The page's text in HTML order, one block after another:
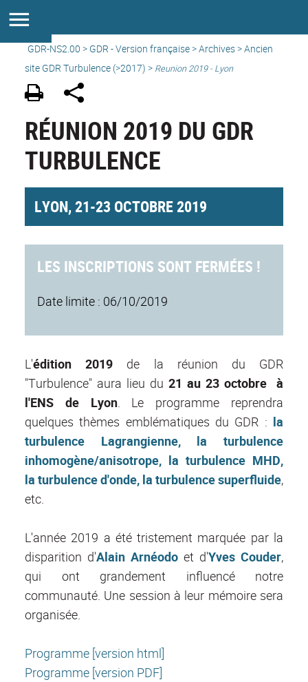
GDR-NS2.00 > GDR - Version française>Archives>Ancien
site GDR Turbulence (>2017) > Reunion 2019 - Lyon
RÉUNION 2019 DU GDR
TURBULENCE
LYON, 21-23 OCTOBRE 2019
LES INSCRIPTIONS SONT FERMÉES !
Date limite : 06/10/2019
L'édition 2019 de la réunion du GDR
"Turbulence" aura lieu du 21 au 23 octobre à
l'ENS de Lyon. Le programme reprendra
quelques thèmes emblématiques du GDR : la
turbulence Lagrangienne, la turbulence
inhomogène/anisotrope, la turbulence MHD,
la turbulence d'onde, la turbulence superfluide,
etc.
L'année 2019 a été tristement marquée par la
disparition d'Alain Arnéodo et d'Yves Couder,
qui ont grandement influencé notre
communauté. Une session à leur mémoire sera
organisée.
Programme [version html]
Programme [version PDF]